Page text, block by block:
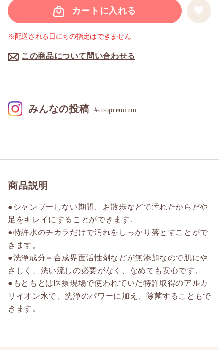
カートに入れる
この商品について問い合わせる
※配送される日にちの指定はできません
商品説明
●シャンプーしない期間、お散歩などで汚れたからだや
足をキレイにすることができます。
●特許水のチカラだけで汚れをしっかり落とすことがで
きます。
●洗浄成分＝合成界面活性剤などが無添加なので肌にや
さしく、洗い流しの必要がなく、なめても安心です。
●もともとは医療現場で使われていた特許取得のアルカ
リイオン水で、洗浄のパワーに加え、除菌することもで
きます。
みんなの投稿 #coopremium